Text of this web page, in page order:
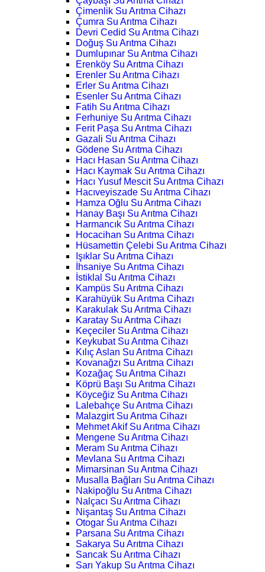
Çimenlik Su Arıtma Cihazı
Çumra Su Arıtma Cihazı
Devri Cedid Su Arıtma Cihazı
Doğuş Su Arıtma Cihazı
Dumlupınar Su Arıtma Cihazı
Erenköy Su Arıtma Cihazı
Erenler Su Arıtma Cihazı
Erler Su Arıtma Cihazı
Esenler Su Arıtma Cihazı
Fatih Su Arıtma Cihazı
Ferhuniye Su Arıtma Cihazı
Ferit Paşa Su Arıtma Cihazı
Gazali Su Arıtma Cihazı
Gödene Su Arıtma Cihazı
Hacı Hasan Su Arıtma Cihazı
Hacı Kaymak Su Arıtma Cihazı
Hacı Yusuf Mescit Su Arıtma Cihazı
Hacıveyiszade Su Arıtma Cihazı
Hamza Oğlu Su Arıtma Cihazı
Hanay Başı Su Arıtma Cihazı
Harmancık Su Arıtma Cihazı
Hocacihan Su Arıtma Cihazı
Hüsamettin Çelebi Su Arıtma Cihazı
Işıklar Su Arıtma Cihazı
İhsaniye Su Arıtma Cihazı
İstiklal Su Arıtma Cihazı
Kampüs Su Arıtma Cihazı
Karahüyük Su Arıtma Cihazı
Karakulak Su Arıtma Cihazı
Karatay Su Arıtma Cihazı
Keçeciler Su Arıtma Cihazı
Keykubat Su Arıtma Cihazı
Kılıç Aslan Su Arıtma Cihazı
Kovanağzı Su Arıtma Cihazı
Kozağaç Su Arıtma Cihazı
Köprü Başı Su Arıtma Cihazı
Köyceğiz Su Arıtma Cihazı
Lalebahçe Su Arıtma Cihazı
Malazgirt Su Arıtma Cihazı
Mehmet Akif Su Arıtma Cihazı
Mengene Su Arıtma Cihazı
Meram Su Arıtma Cihazı
Mevlana Su Arıtma Cihazı
Mimarsinan Su Arıtma Cihazı
Musalla Bağları Su Arıtma Cihazı
Nakipoğlu Su Arıtma Cihazı
Nalçacı Su Arıtma Cihazı
Nişantaş Su Arıtma Cihazı
Otogar Su Arıtma Cihazı
Parsana Su Arıtma Cihazı
Sakarya Su Arıtma Cihazı
Sancak Su Arıtma Cihazı
Sarı Yakup Su Arıtma Cihazı